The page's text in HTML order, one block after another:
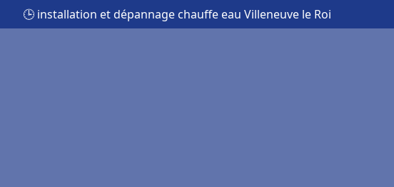
🕒 installation et dépannage chauffe eau Villeneuve le Roi